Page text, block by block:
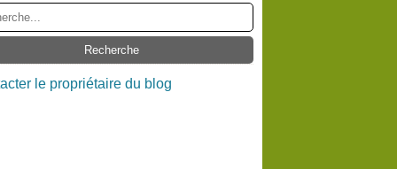
le propriétaire du blog